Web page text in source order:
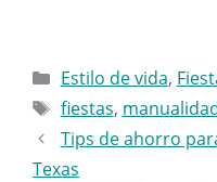
Categorías
Estilo de vida,
Etiquetas
fiestas,
Tips de ahorro
Texas